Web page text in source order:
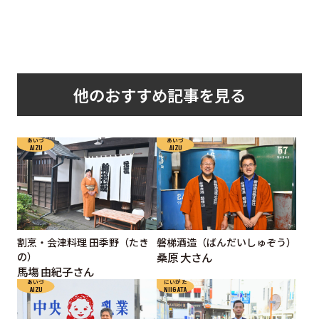
他のおすすめ記事を見る
あいづ
AIZU
割烹・会津料理 田季野（たき
の）
馬塲 由紀子さん
あいづ
AIZU
磐梯酒造（ばんだいしゅぞう）
桑原 大さん
あいづ
AIZU
にいがた
NIIGATA